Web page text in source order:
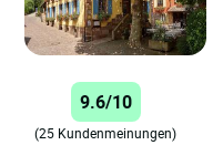
9.6/10
(25 Kundenmeinungen)